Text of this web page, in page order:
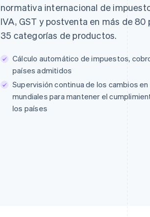
normativa internacional de
IVA, GST y postventa en más de 80
35 categorías de productos.
Cálculo automático de impuestos,
países admitidos
Supervisión continua de los cambios
mundiales para mantener el
los países